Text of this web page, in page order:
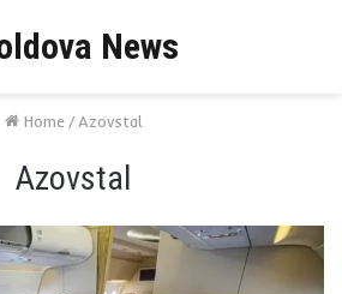
News
Home / Azovstal
Azovstal